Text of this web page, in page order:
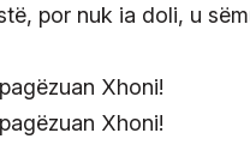
por nuk ia doli, u